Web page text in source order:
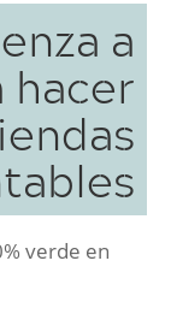
a
hacer
verde en